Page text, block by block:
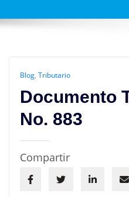
Blog, Tributario
Documento
No. 883
Compartir